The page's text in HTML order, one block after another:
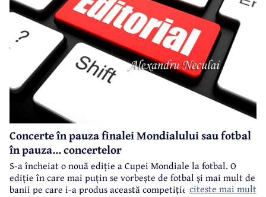
Concerte în pauza finalei Mondialului sau fotbal
în pauza... concertelor
S-a încheiat o nouă ediție a Cupei Mondiale la fotbal. O
ediție în care mai puțin se vorbește de fotbal și mai mult de
banii pe care i-a produs această competiție. citeste mai mult